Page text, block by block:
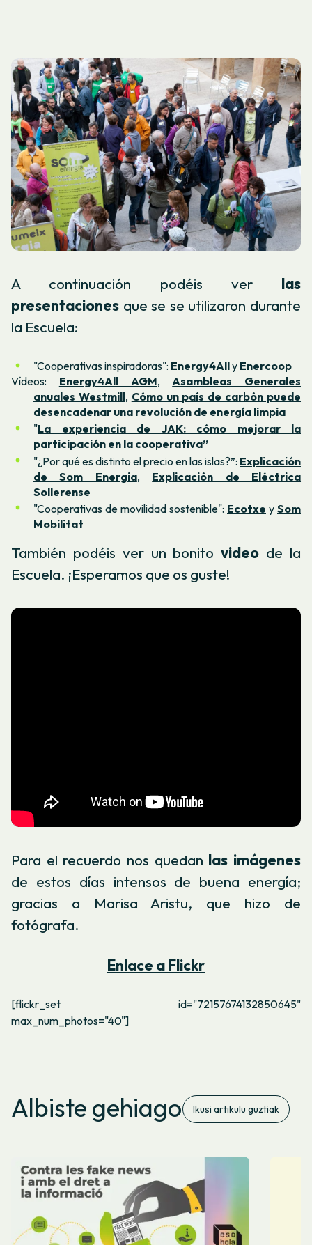
A continuación podéis ver las
presentaciones que se se utilizaron durante
la Escuela:
"Cooperativas inspiradoras": Energy4Ally Enercoop
Vídeos: Energy4All AGM,Asambleas Generales
anuales Westmill, Cómo un país de carbón puede
desencadenar una revolución de energía limpia
"La experiencia de JAK: cómo mejorar la
participación en la cooperativa”
"¿Por qué es distinto el precio en las islas?”: Explicación
de Som Energia, Explicación de Eléctrica
Sollerense
"Cooperativas de movilidad sostenible": Ecotxe y Som
Mobilitat
También podéis ver un bonitovideo de la
Escuela. ¡Esperamos que os guste!
Para el recuerdo nos quedan las imágenes
de estos días intensos de buena energía;
gracias a Marisa Aristu, que hizo de
fotógrafa.
Enlace a Flickr
[flickr_set id="72157674132850645"
max_num_photos="40"]
Albiste gehiago Ikusi artikulu guztiak